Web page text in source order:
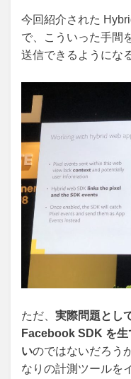
今回紹介された
で、こういった手間
送信できるようにな
ただ、 実際問題とし
Facebook SDK を生
いのではないだろう
なりの計測ツールを